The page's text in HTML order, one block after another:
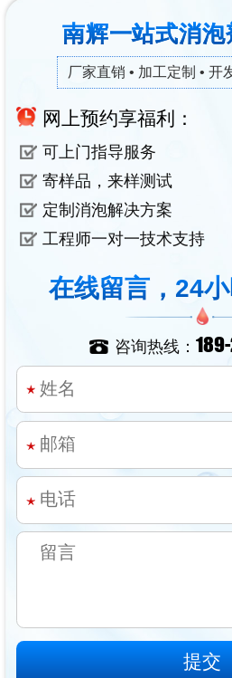
在线留言，24
南辉一站式消泡
厂家直销 • 加工定制 • 开
网上预约享福利：
可上门指导服务
寄样品，来样测试
定制消泡解决方案
工程师一对一技术支持
咨询热线：